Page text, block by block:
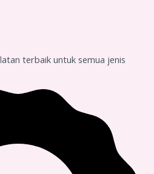
terbaik untuk semua jenis